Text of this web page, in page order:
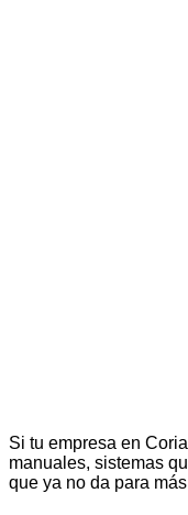
Si tu empresa en
manuales, sistemas
que ya no da para